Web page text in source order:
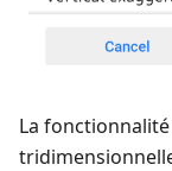
La fonctionnalité